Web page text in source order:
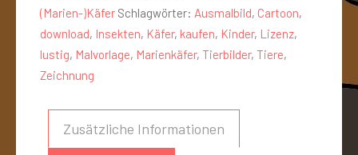
(Marien-)Käfer Schlagwörter: Ausmalbild, Cartoon,
download, Insekten, Käfer, kaufen, Kinder, Lizenz,
lustig, Malvorlage, Marienkäfer, Tierbilder, Tiere,
Zeichnung
Zusätzliche Informationen